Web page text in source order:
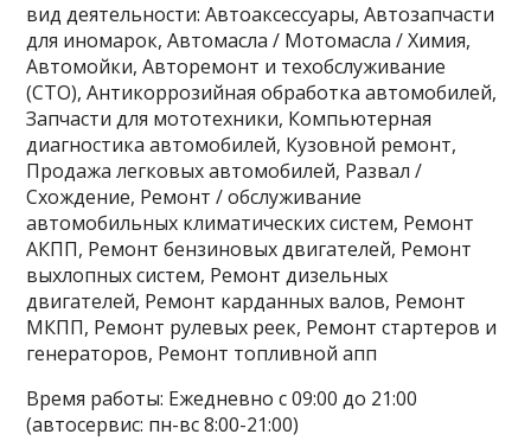
вид деятельности: Автоаксессуары, Автозапчасти
для иномарок, Автомасла / Мотомасла / Химия,
Автомойки, Авторемонт и техобслуживание
(СТО), Антикоррозийная обработка автомобилей,
Запчасти для мототехники, Компьютерная
диагностика автомобилей, Кузовной ремонт,
Продажа легковых автомобилей, Развал /
Схождение, Ремонт / обслуживание
автомобильных климатических систем, Ремонт
АКПП, Ремонт бензиновых двигателей, Ремонт
выхлопных систем, Ремонт дизельных
двигателей, Ремонт карданных валов, Ремонт
МКПП, Ремонт рулевых реек, Ремонт стартеров и
генераторов, Ремонт топливной апп
Время работы: Ежедневно с 09:00 до 21:00
(автосервис: пн-вс 8:00-21:00)